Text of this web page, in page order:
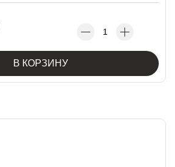
В КОРЗИНУ